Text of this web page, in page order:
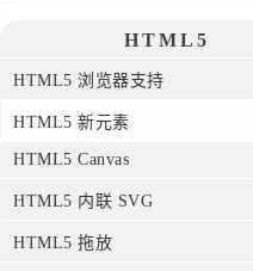
HTML5
HTML5 浏览器支持
HTML5 新元素
HTML5 Canvas
HTML5 内联 SVG
HTML5 拖放